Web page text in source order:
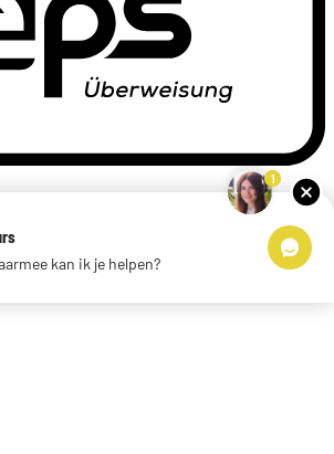
1
kan ik je helpen?